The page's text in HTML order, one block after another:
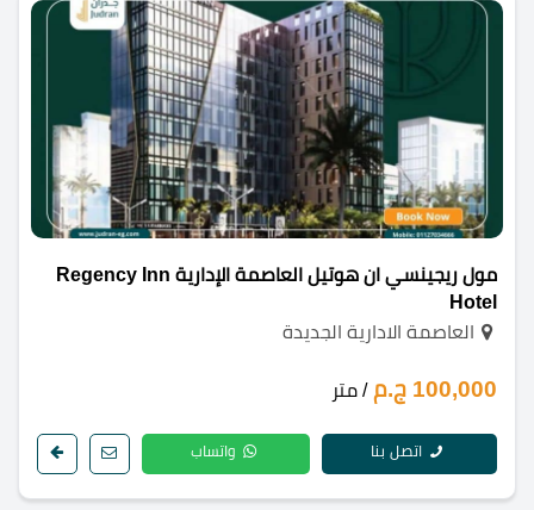
مول ريجينسي ان هوتيل العاصمة الإدارية Regency Inn
Hotel
العاصمة الادارية الجديدة
100,000 ج.م / متر
اتصل بنا واتساب